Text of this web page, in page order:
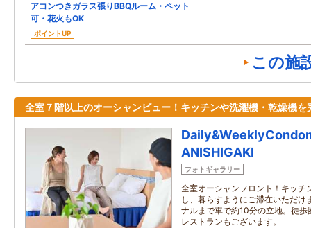
アコンつきガラス張りBBQルーム・ペット
可・花火もOK
ポイントUP
この施
全室７階以上のオーシャンビュー！キッチンや洗濯機・乾燥機を
ANISHIGAKI
フォトギャラリー
全室オーシャンフロント！キッチ
し、暮らすようにご滞在いただけ
ナルまで車で約10分の立地。徒
レストランもございます。